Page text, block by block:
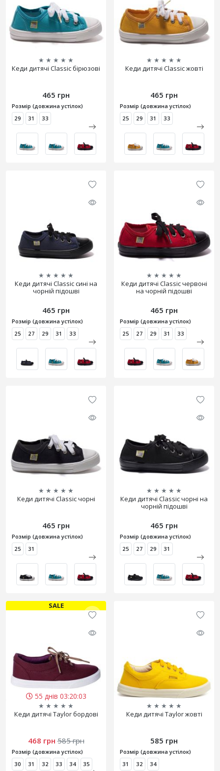
★ ★ ★ ★ ★
Кеди дитячі Classic бірюзові
465 грн
Розмір (довжина устілок)
29
31 33
★ ★ ★ ★ ★
Кеди дитячі Classic жовті
465 грн
Розмір (довжина устілок)
25
29 31 33
★ ★ ★ ★ ★
Кеди дитячі Classic сині на
чорній підошві
465 грн
Розмір (довжина устілок)
25
27 29 31 33
★ ★ ★ ★ ★
Кеди дитячі Classic червоні
на чорній підошві
465 грн
Розмір (довжина устілок)
25
27 29 31 33
★ ★ ★ ★ ★
Кеди дитячі Classic чорні
465 грн
Розмір (довжина устілок)
25
31
★ ★ ★ ★ ★
Кеди дитячі Classic чорні на
чорній підошві
465 грн
Розмір (довжина устілок)
25
27 29 31
55 днів 03:20:03
SALE
★ ★ ★ ★ ★
Кеди дитячі Taylor бордові
468 грн 585 грн
Розмір (довжина устілок)
30
31 32 33 34 35
★ ★ ★ ★ ★
Кеди дитячі Taylor жовті
585 грн
Розмір (довжина устілок)
31
32 34